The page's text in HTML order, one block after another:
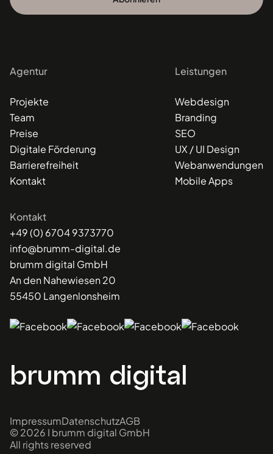
Agentur
Projekte
Team
Preise
Digitale Förderung
Barrierefreiheit
Kontakt
Leistungen
Webdesign
Branding
SEO
UX / UI Design
Webanwendungen
Mobile Apps
Kontakt
+49 (0) 6704 9373770
info@brumm-digital.de
brumm digital GmbH
An den Nahewiesen 20
55450 Langenlonsheim
brumm digital
© 2026 I brumm digital GmbH
All rights reserved
ImpressumDatenschutzAGB